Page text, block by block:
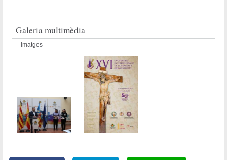
Galeria multimèdia
Imatges